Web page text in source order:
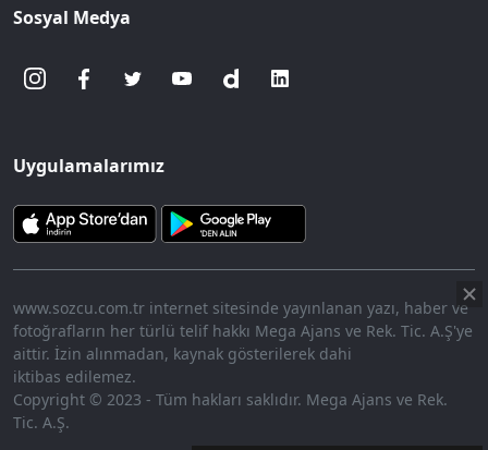
Aç
10.18%
Sosyal Medya
Uygulamalarımız
www.sozcu.com.tr internet sitesinde yayınlanan yazı, haber ve
fotoğrafların her türlü telif hakkı Mega Ajans ve Rek. Tic. A.Ş'ye
aittir. İzin alınmadan, kaynak gösterilerek dahi
iktibas edilemez.
Copyright © 2023 - Tüm hakları saklıdır. Mega Ajans ve Rek.
Tic. A.Ş.